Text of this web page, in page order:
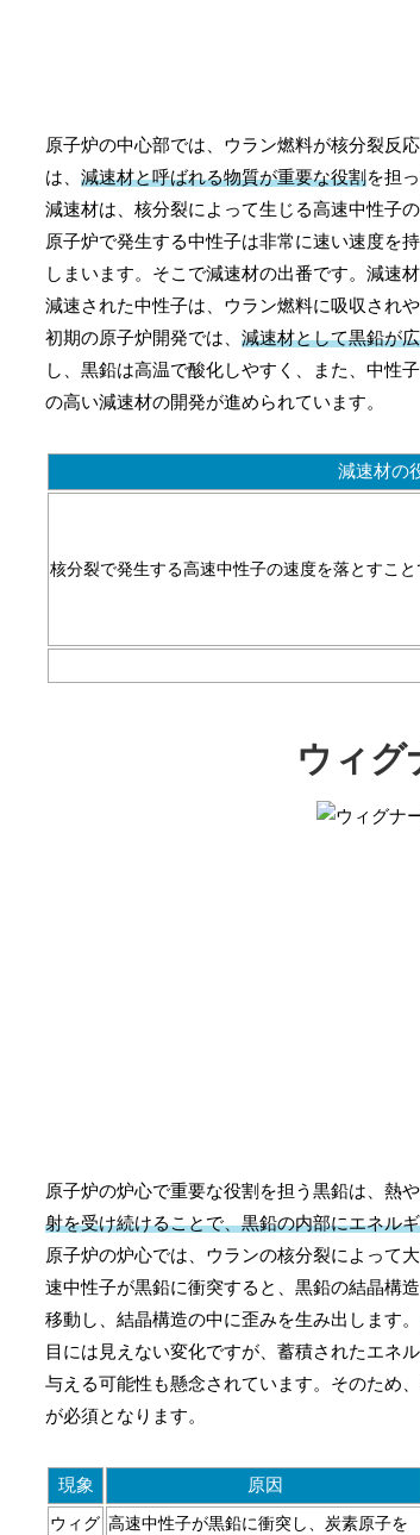
原子炉の中心部では、ウラン燃料が核分裂反
は、 減速材と呼ばれる物質が重要な役割を担
減速材は、核分裂によって生じる高速中性子
原子炉で発生する中性子は非常に速い速度を持
しまいます。そこで減速材の出番です。減速
減速された中性子は、ウラン燃料に吸収され
初期の原子炉開発では、 減速材として黒鉛が
し、黒鉛は高温で酸化しやすく、また、中性
の高い減速材の開発が進められています。
減速材の
核分裂で発生する高速中性子の速度を落とすこ
ウィグ
原子炉の炉心で重要な役割を担う黒鉛は、熱
射を受け続けることで、黒鉛の内部にエネル
原子炉の炉心では、ウランの核分裂によって
速中性子が黒鉛に衝突すると、黒鉛の結晶構
移動し、結晶構造の中に歪みを生み出します。
目には見えない変化ですが、蓄積されたエネ
与える可能性も懸念されています。そのため
が必須となります。
現象 原因
ウィグ 高速中性子が黒鉛に衝突し、炭素原子を